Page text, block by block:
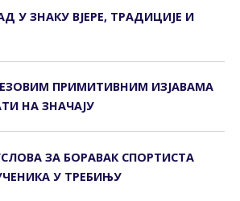
У ЗНАКУ ВЈЕРЕ, ТРАДИЦИЈЕ И
ПРИМИТИВНИМ ИЗЈАВАМА
НА ЗНАЧАЈУ
ЗА БОРАВАК СПОРТИСТА
У ТРЕБИЊУ